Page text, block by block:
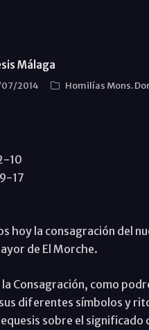
Málaga
2014 Homilías Mons.
10
17
hoy la consagración del
de El Morche.
la Consagración, como
diferentes símbolos y
sobre el significado